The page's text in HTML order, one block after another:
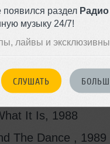
появился раздел Радио
музыку 24/7!
лайвы и
СЛУШАТЬ
X-Ray
1986
1987
Life, 1987
It Is, 1988
Dance , 1989